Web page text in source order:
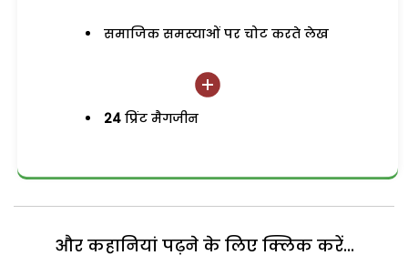
समाजिक समस्याओं पर चोट करते लेख
24 प्रिंट मैगजीन
और कहानियां पढ़ने के लिए क्लिक करें...